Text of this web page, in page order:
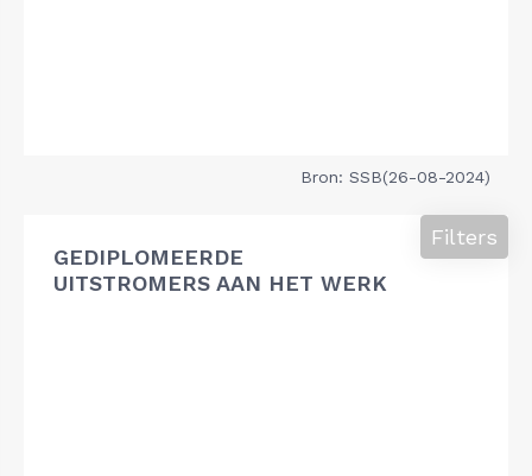
Bron: SSB(26-08-2024)
GEDIPLOMEERDE
UITSTROMERS AAN HET WERK
Filters